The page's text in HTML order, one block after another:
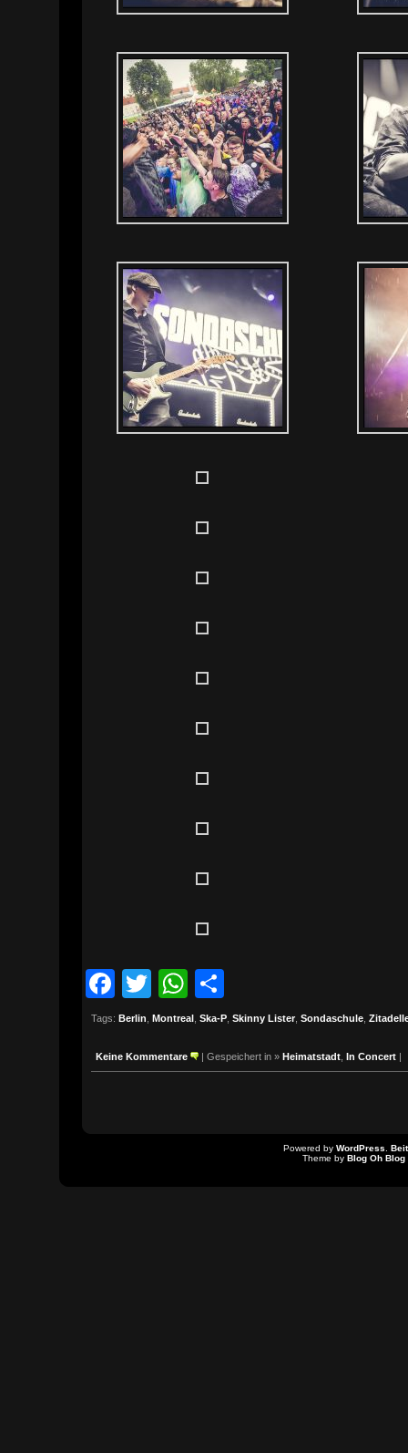
Facebook
TwitterWhatsApp
Tags: Berlin Montreal Ska-P Skinny Lister Sondaschule
Keine Kommentare | Gespeichert in » Heimatstadt In Concert |
Powered by WordPress
Theme by Blog Oh Blog